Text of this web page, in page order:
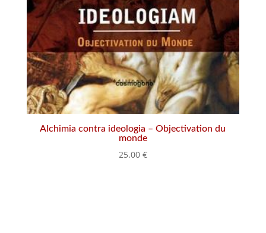
Alchimia contra ideologia – Objectivation du
monde
25.00 €